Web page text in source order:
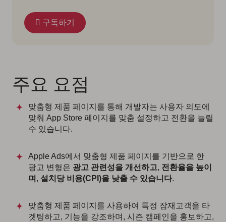
구독하기
주요 요점
맞춤형 제품 페이지를 통해 개발자는 사용자 의도에
맞춰 App Store 페이지를 맞춤 설정하고 전환을 늘릴
수 있습니다.
Apple Ads에서 맞춤형 제품 페이지를 기반으로 한
광고 변형은 광고 관련성을 개선하고, 전환율을 높이
며 , 설치당 비용(CPI)을 낮출 수 있습니다.
맞춤형 제품 페이지를 사용하여 특정 잠재고객을 타
겟팅하고, 기능을 강조하며, 시즌 캠페인을 홍보하고,